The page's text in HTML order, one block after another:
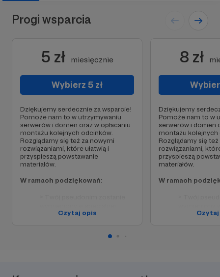
Progi wsparcia
5 zł miesięcznie
Wybierz 5 zł
Dziękujemy serdecznie za wsparcie!
Pomoże nam to w utrzymywaniu
serwerów i domen oraz w opłacaniu
montażu kolejnych odcinków.
Rozglądamy się też za nowymi
rozwiązaniami, które ułatwią i
przyspieszą powstawanie
materiałów.
W ramach podziękowań:
sekcji na stronie podcastu.
Czytaj opis
8 zł
Dziękujemy
Pomoże nam to w
serwerów i domen
montażu kolejnych
Rozglądamy się
rozwiązaniami,
przyspieszą
materiałów.
W ramach
sekcji na